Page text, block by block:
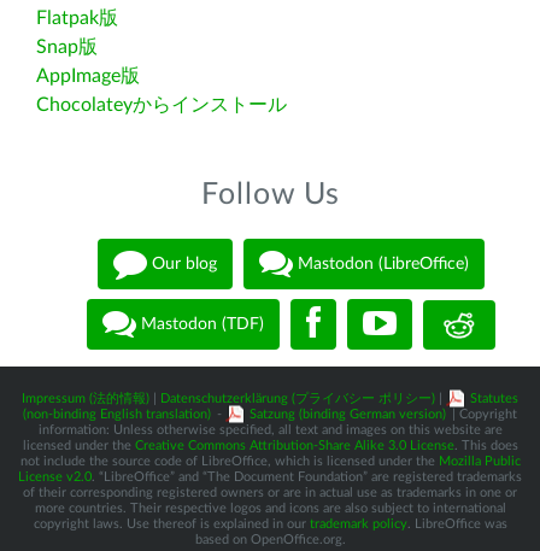
Flatpak版
Snap版
AppImage版
Chocolateyからインストール
Follow Us
Our blog Mastodon (LibreOffice)
Mastodon (TDF)
Impressum (法的情報) Datenschutzerklärung (プライバシー ポリシー)
Statutes
(non-binding English translation) - Satzung (binding German version)
| Copyright
information: Unless otherwise specified, all text and images on this website are
licensed under the Creative Commons Attribution-Share Alike 3.0 License. This does
not include the source code of LibreOffice, which is licensed under the Mozilla Public
License v2.0 . “LibreOffice” and “The Document Foundation” are registered trademarks
of their corresponding registered owners or are in actual use as trademarks in one or
more countries. Their respective logos and icons are also subject to international
copyright laws. Use thereof is explained in our trademark policy. LibreOffice was
based on OpenOffice.org.